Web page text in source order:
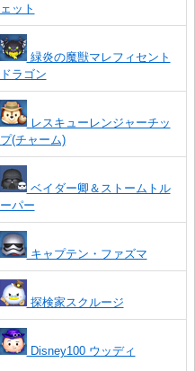
ェット
緑炎の魔獣マレフィセント
ドラゴン
レスキューレンジャーチッ
プ(チャーム)
ベイダー卿＆ストームトル
ーパー
キャプテン・ファズマ
探検家スクルージ
Disney100 ウッディ